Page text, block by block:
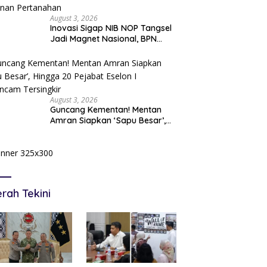
August 3, 2026
Inovasi Sigap NIB NOP Tangsel
Jadi Magnet Nasional, BPN
Percepatan Layanan
Pertanahan
August 3, 2026
Guncang Kementan! Mentan
Amran Siapkan ‘Sapu Besar’,
Tekini